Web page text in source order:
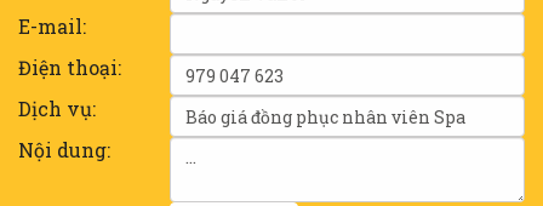
E-mail:
Điện thoại:
Dịch vụ:
Nội dung: